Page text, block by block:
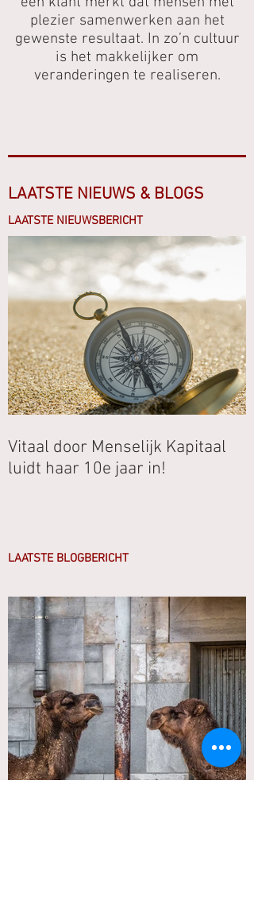
plezier samenwerken aan het
gewenste resultaat. In zo’n cultuur
is het makkelijker om
veranderingen te realiseren.
LAATSTE NIEUWS & BLOGS
LAATSTE NIEUWSBERICHT
Vitaal door Menselijk Kapitaal
luidt haar 10e jaar in!
LAATSTE BLOGBERICHT